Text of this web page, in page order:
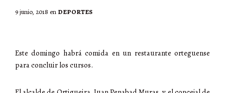
9 junio, 2018 en DEPORTES
Este domingo habrá comida en un restaurante orteguense
para concluir los cursos.